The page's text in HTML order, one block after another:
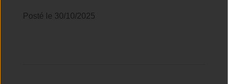
Posté le 30/10/2025